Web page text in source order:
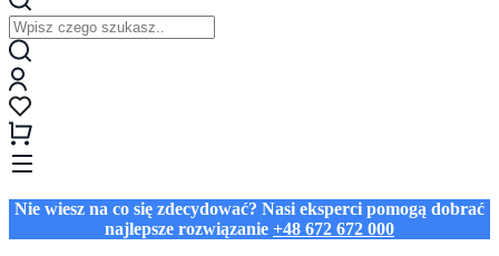
Nie wiesz na co się zdecydować? Nasi eksperci pomogą dobrać
najlepsze rozwiązanie +48 672 672 000